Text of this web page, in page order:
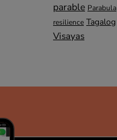
parable Parabula
resilience Tagalog
Visayas